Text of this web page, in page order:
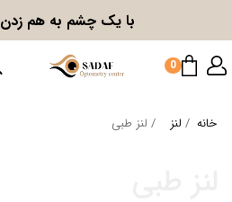
با یک چشم به هم زدن
0
خانه لنز لنز طبی